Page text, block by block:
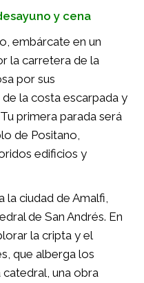
y cena
embárcate en un
la carretera de la
por sus
la costa escarpada y
primera parada será
de Positano,
edificios y
la ciudad de Amalfi,
de San Andrés. En
la cripta y el
que alberga los
una obra